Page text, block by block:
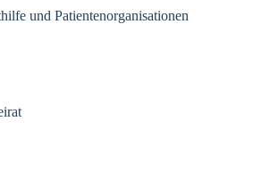
und Patientenorganisationen